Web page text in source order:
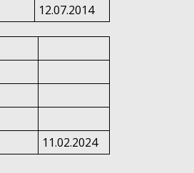
12.07.2014
11.02.2024